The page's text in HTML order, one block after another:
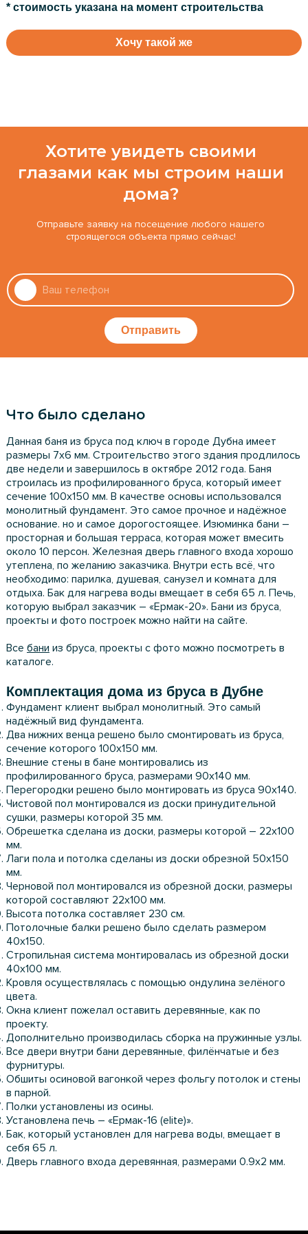
* стоимость указана на момент строительства
Хочу такой же
Хотите увидеть своими
глазами как мы строим наши
дома?
Отправьте заявку на посещение любого нашего
строящегося объекта прямо сейчас!
Отправить
Что было сделано
Данная баня из бруса под ключ в городе Дубна имеет
размеры 7х6 мм. Строительство этого здания продлилось
две недели и завершилось в октябре 2012 года. Баня
строилась из профилированного бруса, который имеет
сечение 100х150 мм. В качестве основы использовался
монолитный фундамент. Это самое прочное и надёжное
основание. но и самое дорогостоящее. Изюминка бани –
просторная и большая терраса, которая может вмесить
около 10 персон. Железная дверь главного входа хорошо
утеплена, по желанию заказчика. Внутри есть всё, что
необходимо: парилка, душевая, санузел и комната для
отдыха. Бак для нагрева воды вмещает в себя 65 л. Печь,
которую выбрал заказчик – «Ермак-20». Бани из бруса,
проекты и фото построек можно найти на сайте.
Все бани из бруса, проекты с фото можно посмотреть в
каталоге.
Комплектация дома из бруса в Дубне
Фундамент клиент выбрал монолитный. Это самый
надёжный вид фундамента.
Два нижних венца решено было смонтировать из бруса,
сечение которого 100х150 мм.
Внешние стены в бане монтировались из
профилированного бруса, размерами 90х140 мм.
Перегородки решено было монтировать из бруса 90х140.
Чистовой пол монтировался из доски принудительной
сушки, размеры которой 35 мм.
Обрешетка сделана из доски, размеры которой – 22х100
мм.
Лаги пола и потолка сделаны из доски обрезной 50х150
мм.
Черновой пол монтировался из обрезной доски, размеры
которой составляют 22х100 мм.
Высота потолка составляет 230 см.
Потолочные балки решено было сделать размером
40х150.
Стропильная система монтировалась из обрезной доски
40х100 мм.
Кровля осуществлялась с помощью ондулина зелёного
цвета.
Окна клиент пожелал оставить деревянные, как по
проекту.
Дополнительно производилась сборка на пружинные узлы.
Все двери внутри бани деревянные, филёнчатые и без
фурнитуры.
Обшиты осиновой вагонкой через фольгу потолок и стены
в парной.
Полки установлены из осины.
Установлена печь – «Ермак-16 (elite)».
Бак, который установлен для нагрева воды, вмещает в
себя 65 л.
Дверь главного входа деревянная, размерами 0.9х2 мм.